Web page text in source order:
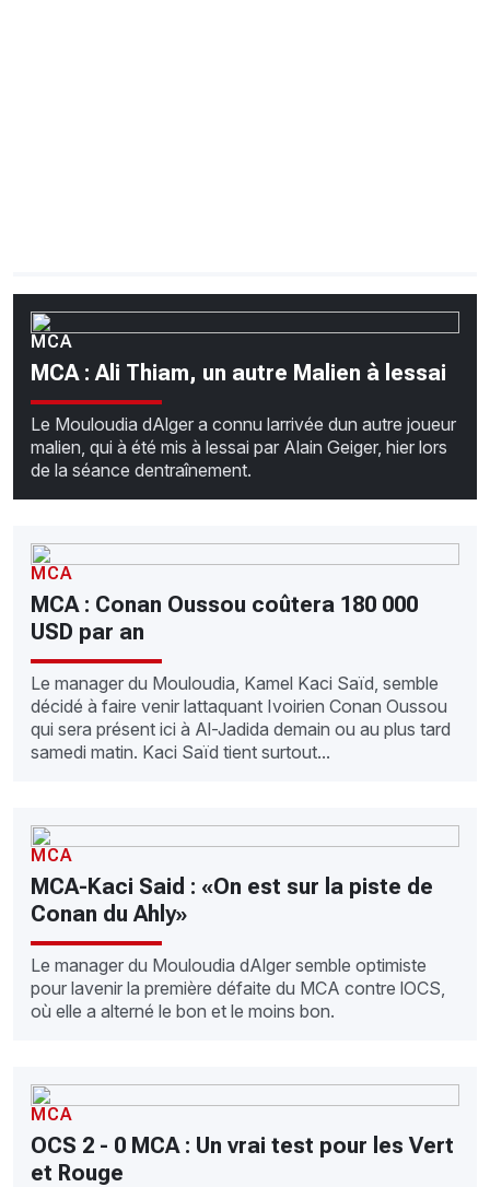
MCA
MCA : Ali Thiam, un autre Malien à lessai
Le Mouloudia dAlger a connu larrivée dun autre joueur
malien, qui à été mis à lessai par Alain Geiger, hier lors
de la séance dentraînement.
MCA
MCA : Conan Oussou coûtera 180 000
USD par an
Le manager du Mouloudia, Kamel Kaci Saïd, semble
décidé à faire venir lattaquant Ivoirien Conan Oussou
qui sera présent ici à Al-Jadida demain ou au plus tard
samedi matin. Kaci Saïd tient surtout...
MCA
MCA-Kaci Said : «On est sur la piste de
Conan du Ahly»
Le manager du Mouloudia dAlger semble optimiste
pour lavenir la première défaite du MCA contre lOCS,
où elle a alterné le bon et le moins bon.
MCA
OCS 2 - 0 MCA : Un vrai test pour les Vert
et Rouge